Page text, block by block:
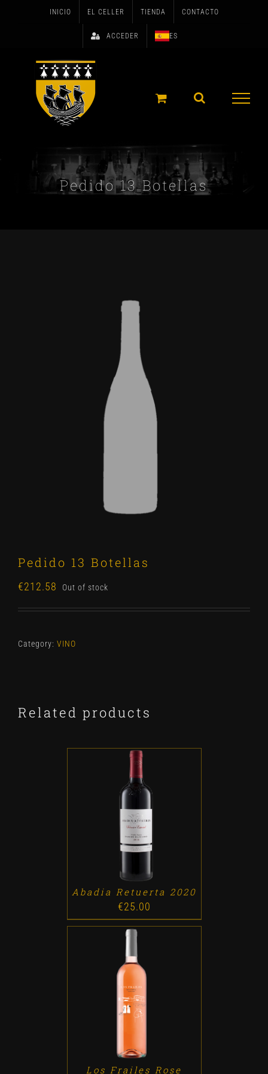
INICIO EL CELLER TIENDA CONTACTO
ACCEDER ES
Pedido 13 Botellas
Pedido 13 Botellas
€212.58 Out of stock
Category: VINO
Related products
ADD TO CART /
Abadia Retuerta 2020
€25.00
ADD TO CART /
Los Frailes Rose